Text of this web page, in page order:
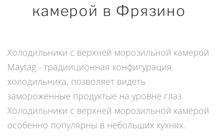
камерой в Фрязино
Холодильники с верхней морозильной камерой
Maytag - традииционная конфигурация
холодильника, позволяет видеть
замороженные продуктые на уровне глаз.
Холодильники с верхней морозильной камерой
особенно популярны в небольших кухнях.